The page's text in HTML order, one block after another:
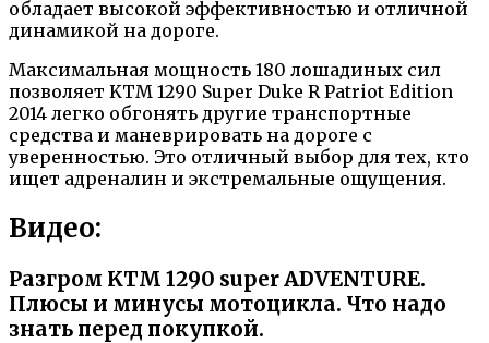
обладает высокой эффективностью и отличной
динамикой на дороге.
Максимальная мощность 180 лошадиных сил
позволяет KTM 1290 Super Duke R Patriot Edition
2014 легко обгонять другие транспортные
средства и маневрировать на дороге с
уверенностью. Это отличный выбор для тех, кто
ищет адреналин и экстремальные ощущения.
Видео:
Разгром KTM 1290 super ADVENTURE.
Плюсы и минусы мотоцикла. Что надо
знать перед покупкой.